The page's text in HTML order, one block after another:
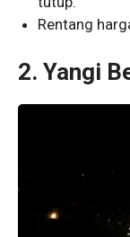
Rentang
2. Yangi